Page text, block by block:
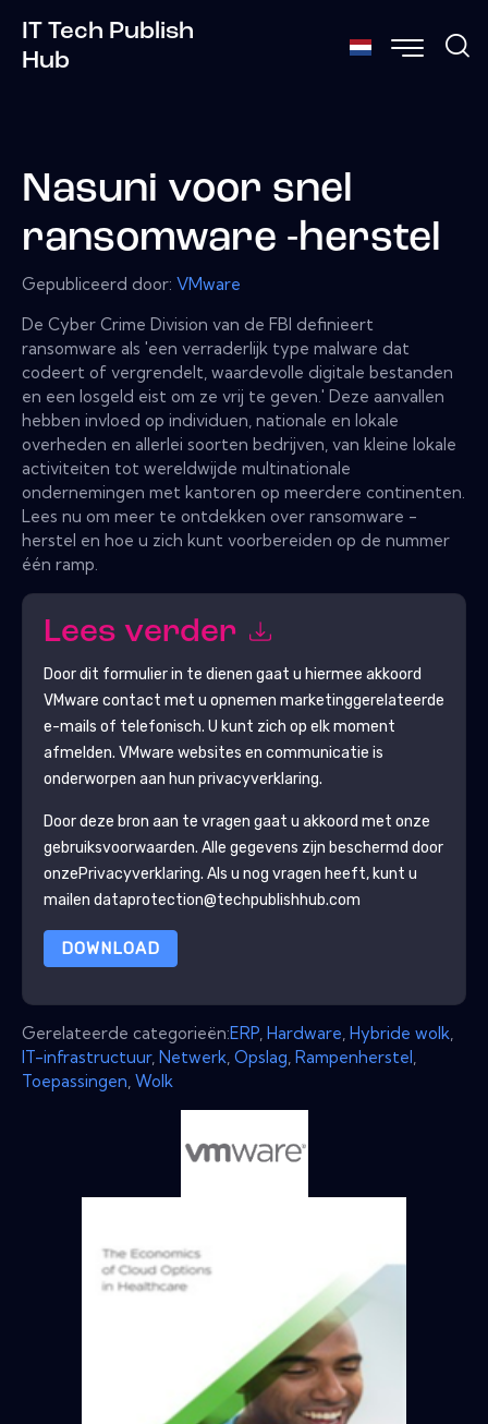
IT Tech Publish
Hub
Nasuni voor snel
ransomware -herstel
Gepubliceerd door: VMware
De Cyber ​​Crime Division van de FBI definieert
ransomware als 'een verraderlijk type malware dat
codeert of vergrendelt, waardevolle digitale bestanden
en een losgeld eist om ze vrij te geven.' Deze aanvallen
hebben invloed op individuen, nationale en lokale
overheden en allerlei soorten bedrijven, van kleine lokale
activiteiten tot wereldwijde multinationale
ondernemingen met kantoren op meerdere continenten.
Lees nu om meer te ontdekken over ransomware -
herstel en hoe u zich kunt voorbereiden op de nummer
één ramp.
Lees verder
Door dit formulier in te dienen gaat u hiermee akkoord
VMware contact met u opnemen marketinggerelateerde
e-mails of telefonisch. U kunt zich op elk moment
afmelden. VMware websites en communicatie is
onderworpen aan hun privacyverklaring.
Door deze bron aan te vragen gaat u akkoord met onze
gebruiksvoorwaarden. Alle gegevens zijn beschermd door
onzePrivacyverklaring. Als u nog vragen heeft, kunt u
mailen dataprotection@techpublishhub.com
DOWNLOAD
Gerelateerde categorieën:ERP Hardware Hybride wolk
IT-infrastructuur, Netwerk Opslag Rampenherstel
Toepassingen Wolk